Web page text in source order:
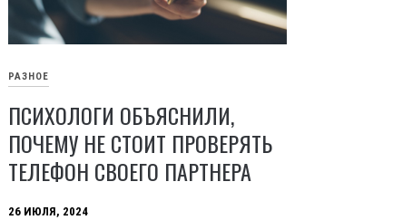
РАЗНОЕ
ПСИХОЛОГИ ОБЪЯСНИЛИ,
ПОЧЕМУ НЕ СТОИТ ПРОВЕРЯТЬ
ТЕЛЕФОН СВОЕГО ПАРТНЕРА
26 ИЮЛЯ, 2024